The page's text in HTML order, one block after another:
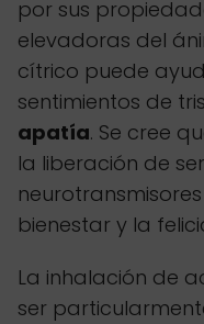
por sus
elevadoras del
cítrico puede
sentimientos de
apatía. Se cree
la liberación de
bienestar y la
La inhalación de
ser